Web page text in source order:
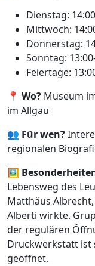
Dienstag:
Mittwoch:
Donnerstag:
Sonntag:
Feiertage:
📍 Wo? Museum
im Allgäu
👥 Für wen?
regionalen
🖼️
Lebensweg des
Matthäus
Alberti wirkte.
der regulären
Druckwerkstatt ist
geöffnet.